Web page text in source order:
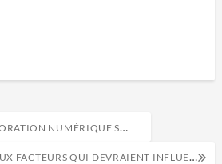
DE TRAVAIL AMÉLIORE LES FLUX DE TRAVAIL ?
PRINCIPAUX FACTEURS QUI DEVRAIENT INFLUENCER VOTRE CHOIX DE MATÉRIAUX D’EMBALLAGE